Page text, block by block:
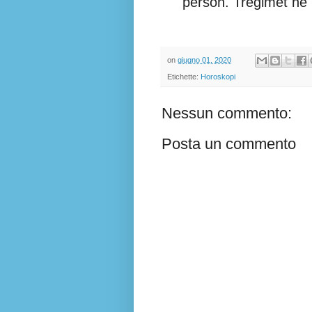
on giugno 01, 2020
Etichette: Horoskopi
Nessun commento:
Posta un commento